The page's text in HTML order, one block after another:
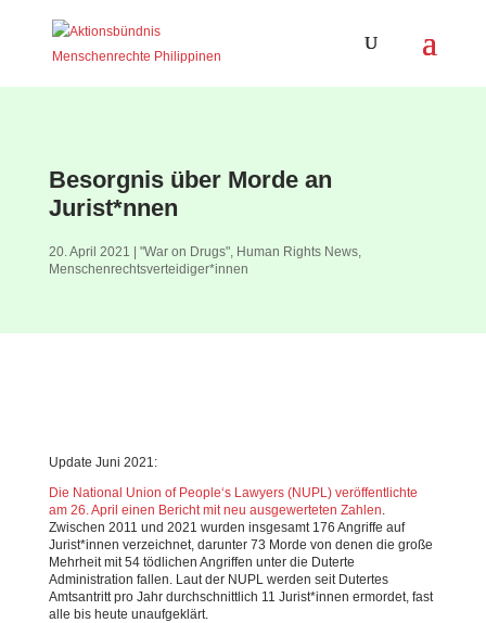
Besorgnis über Morde an
Jurist*nnen
20. April 2021 "War on Drugs", Human Rights News,
Menschenrechtsverteidiger*innen
Update Juni 2021:
Die National Union of People‘s Lawyers (NUPL) veröffentlichte
am 26. April einen Bericht mit neu ausgewerteten Zahlen.
Zwischen 2011 und 2021 wurden insgesamt 176 Angriffe auf
Jurist*innen verzeichnet, darunter 73 Morde von denen die große
Mehrheit mit 54 tödlichen Angriffen unter die Duterte
Administration fallen. Laut der NUPL werden seit Dutertes
Amtsantritt pro Jahr durchschnittlich 11 Jurist*innen ermordet, fast
alle bis heute unaufgeklärt.